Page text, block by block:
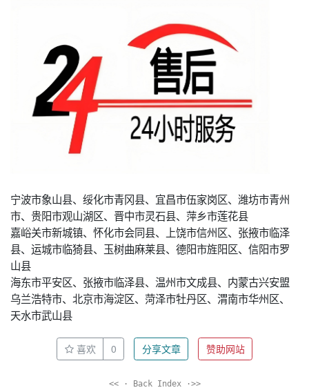
宁波市象山县、绥化市青冈县、宜昌市伍家岗区、潍坊市青州
市、贵阳市观山湖区、晋中市灵石县、萍乡市莲花县
嘉峪关市新城镇、怀化市会同县、上饶市信州区、张掖市临泽
县、运城市临猗县、玉树曲麻莱县、德阳市旌阳区、信阳市罗
山县
海东市平安区、张掖市临泽县、温州市文成县、内蒙古兴安盟
乌兰浩特市、北京市海淀区、菏泽市牡丹区、渭南市华州区、
天水市武山县
喜欢 0 分享文章 赞助网站
<< · Back Index ·>>